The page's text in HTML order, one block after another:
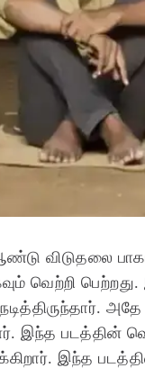
விடுதலை பாகம்
வெற்றி
இந்த படத்தின்
இந்த